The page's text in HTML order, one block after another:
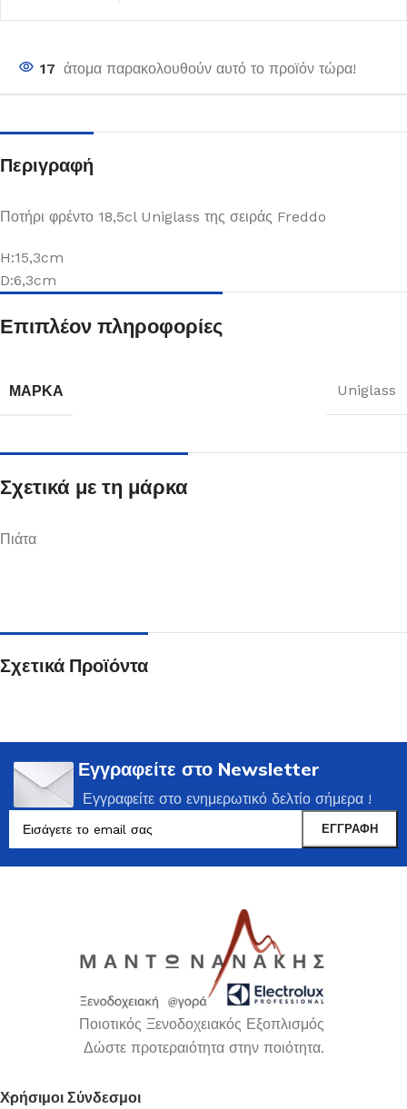
17 άτομα παρακολουθούν αυτό το προϊόν τώρα!
Περιγραφή
Ποτήρι φρέντο 18,5cl Uniglass της σειράς Freddo
H:15,3cm
D:6,3cm
Επιπλέον πληροφορίες
ΜΆΡΚΑ Uniglass
Σχετικά με τη μάρκα
Πιάτα
Σχετικά Προϊόντα
Εγγραφείτε στο Newsletter
Εγγραφείτε στο ενημερωτικό δελτίο σήμερα !
Ποιοτικός Ξενοδοχειακός Εξοπλισμός
Δώστε προτεραιότητα στην ποιότητα.
Χρήσιμοι Σύνδεσμοι